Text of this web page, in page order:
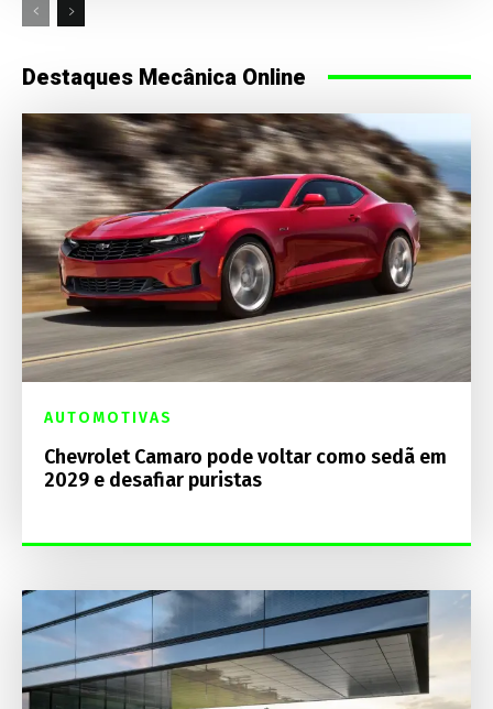
Destaques Mecânica Online
AUTOMOTIVAS
Chevrolet Camaro pode voltar como sedã em
2029 e desafiar puristas